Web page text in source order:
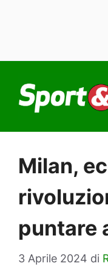
contenuto
Milan,
puntare
3 Aprile 2024 di